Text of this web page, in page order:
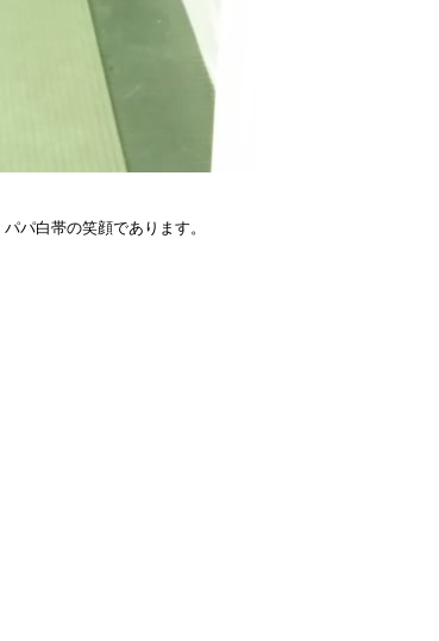
パパ白帯の笑顔であります。